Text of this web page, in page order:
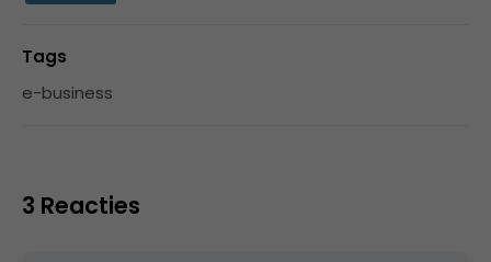
Tags
e-business
3 Reacties